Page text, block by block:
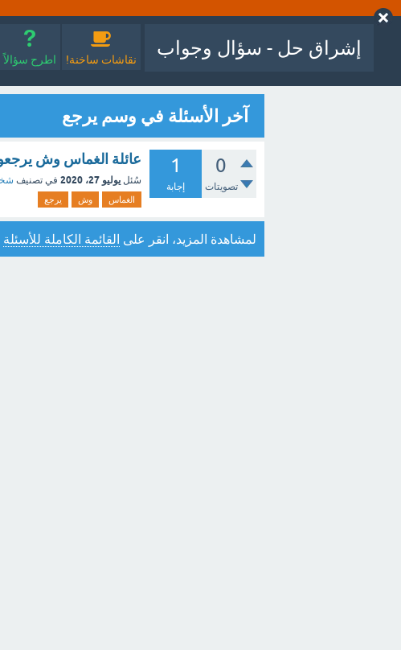
إشراق حل - سؤال وجواب
نقاشات ساخنة! اطرح سؤالاً
آخر الأسئلة في وسم يرجع
0
تصويتات
1
إجابة
عائلة الغماس وش
سُئل يوليو 27، 2020 في تصنيف
الغماس وش يرجع
لمشاهدة المزيد، انقر على القائمة الكاملة للأسئلة